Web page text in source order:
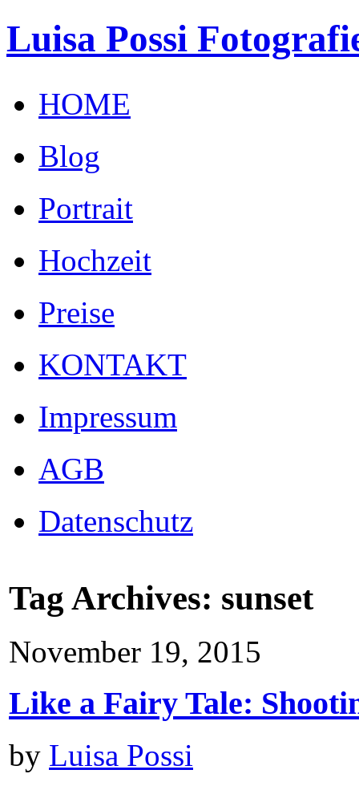
Luisa Possi
HOME
Blog
Portrait
Hochzeit
Preise
KONTAKT
Impressum
AGB
Datenschutz
Tag Archives: sunset
November 19, 2015
Like a Fairy Tale:
by Luisa Possi